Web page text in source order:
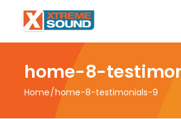
home-8-
Home home-8-testimonials-9